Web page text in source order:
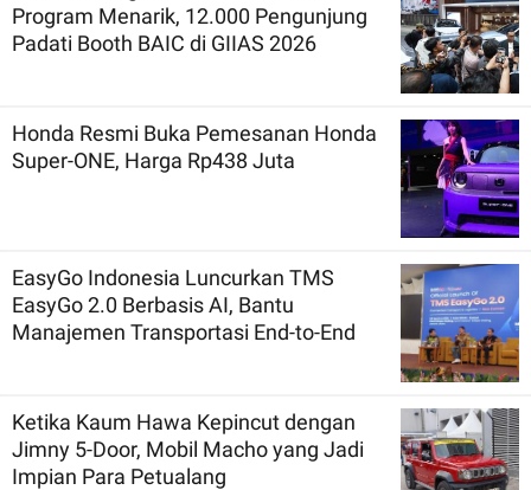
Program Menarik, 12.000 Pengunjung
Padati Booth BAIC di GIIAS 2026
Honda Resmi Buka Pemesanan Honda
Super-ONE, Harga Rp438 Juta
EasyGo Indonesia Luncurkan TMS
EasyGo 2.0 Berbasis AI, Bantu
Manajemen Transportasi End-to-End
Ketika Kaum Hawa Kepincut dengan
Jimny 5-Door, Mobil Macho yang Jadi
Impian Para Petualang